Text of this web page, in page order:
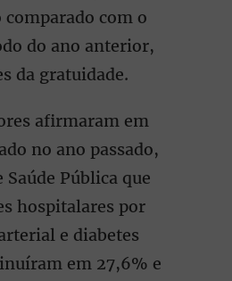
comparado com o
do ano anterior,
da gratuidade.
afirmaram em
no ano passado,
Saúde Pública que
hospitalares por
e diabetes
em 27,6% e